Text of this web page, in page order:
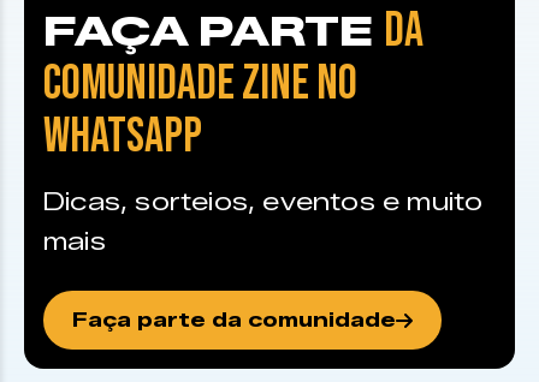
FAÇA PARTE DA
COMUNIDADE ZINE NO
WHATSAPP
Dicas, sorteios, eventos e muito
mais
Faça parte da comunidade